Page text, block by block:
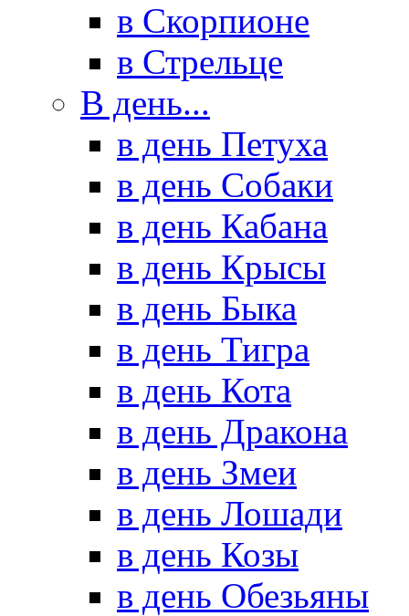
в Скорпионе
в Стрельце
В день...
в день Петуха
в день Собаки
в день Кабана
в день Крысы
в день Быка
в день Тигра
в день Кота
в день Дракона
в день Змеи
в день Лошади
в день Козы
в день Обезьяны